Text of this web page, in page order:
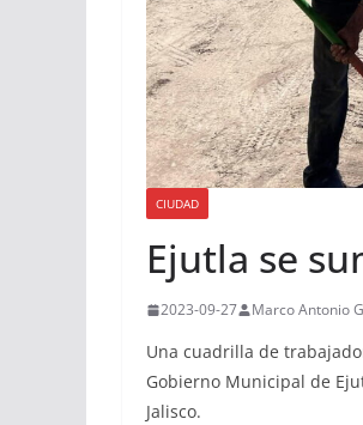
CIUDAD
Ejutla se
2023-09-27 Marco Antonio
Una cuadrilla de
Gobierno Municipal de
Jalisco.